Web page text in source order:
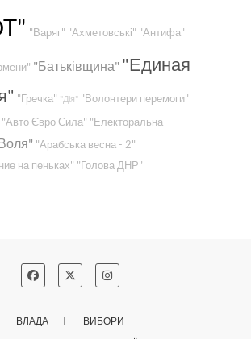
"Варяг" "Ахметовські" "Антифа"
"Батьківщина" "Единая
"Гречка" "Дія" "Волонтери перемоги"
"Авто Євро Сила" "Електоральна
"Арабська весна - 2"
на пеньках" "Голова ДНР"
ВЛАДА
ВИБОРИ